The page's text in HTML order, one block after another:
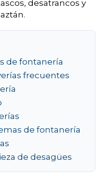
desatrancos y
de fontanería
frecuentes
de fontanería
de desagües